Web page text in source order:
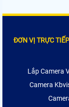
ĐƠN VỊ TRỰC
Lắp Camera
Camera